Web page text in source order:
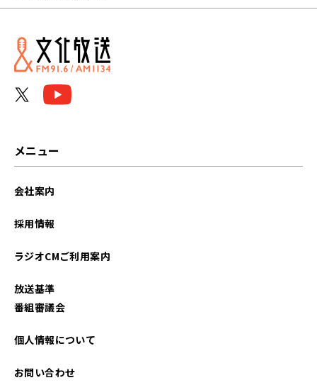
2025年08月
2025年07月
メニュー
会社案内
採用情報
ラジオCMご利用案内
放送基準
番組審議会
個人情報について
お問い合わせ